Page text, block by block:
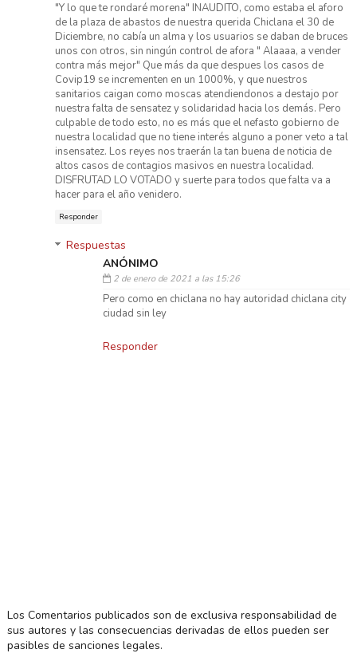
"Y lo que te rondaré morena" INAUDITO, como estaba el aforo
de la plaza de abastos de nuestra querida Chiclana el 30 de
Diciembre, no cabía un alma y los usuarios se daban de bruces
unos con otros, sin ningún control de afora " Alaaaa, a vender
contra más mejor" Que más da que despues los casos de
Covip19 se incrementen en un 1000%, y que nuestros
sanitarios caigan como moscas atendiendonos a destajo por
nuestra falta de sensatez y solidaridad hacia los demás. Pero
culpable de todo esto, no es más que el nefasto gobierno de
nuestra localidad que no tiene interés alguno a poner veto a tal
insensatez. Los reyes nos traerán la tan buena de noticia de
altos casos de contagios masivos en nuestra localidad.
DISFRUTAD LO VOTADO y suerte para todos que falta va a
hacer para el año venidero.
Responder
Respuestas
ANÓNIMO
2 de enero de 2021 a las 15:26
Pero como en chiclana no hay autoridad chiclana city
ciudad sin ley
Responder
Los Comentarios publicados son de exclusiva responsabilidad de
sus autores y las consecuencias derivadas de ellos pueden ser
pasibles de sanciones legales.